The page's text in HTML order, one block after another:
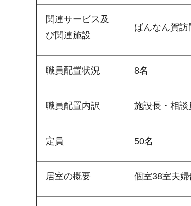
関連サービス及
び関連施設
ばんなん賀
職員配置状況 8名
職員配置内訳 施設長・相談
定員 50名
居室の概要 個室38室夫